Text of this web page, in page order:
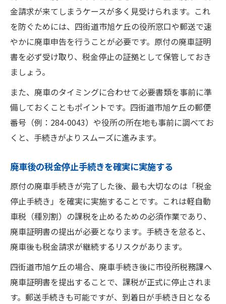
金請求が来てしまうケースが多く見受けられます。これ
を防ぐためには、四街道市旭ケ丘の役所窓口や郵送で速
やかに廃車申告を行うことが必要です。原付の廃車証明
書を必ず受け取り、税金停止の証拠として保管しておき
ましょう。
また、廃車のタイミングに合わせて必要書類を事前に準
備しておくこともポイントです。四街道市旭ケ丘の郵便
番号（例：284-0043）や役所の所在地も事前に調べてお
くと、手続きがよりスムーズに進みます。
廃車後の税金停止手続きを確実に実施する
原付の廃車手続きが完了した後、最も大切なのは「税金
停止手続き」を確実に実施することです。これは軽自動
車税（種別割）の課税を止めるための必須作業であり、
廃車証明書の提出が必要となります。手続きを怠ると、
廃車後も税金請求が継続するリスクがあります。
四街道市旭ケ丘の場合、廃車手続き後に市役所税務課へ
廃車証明書を提出することで、課税が正式に停止されま
す。郵送手続きも可能ですが、到着日が手続き日となる